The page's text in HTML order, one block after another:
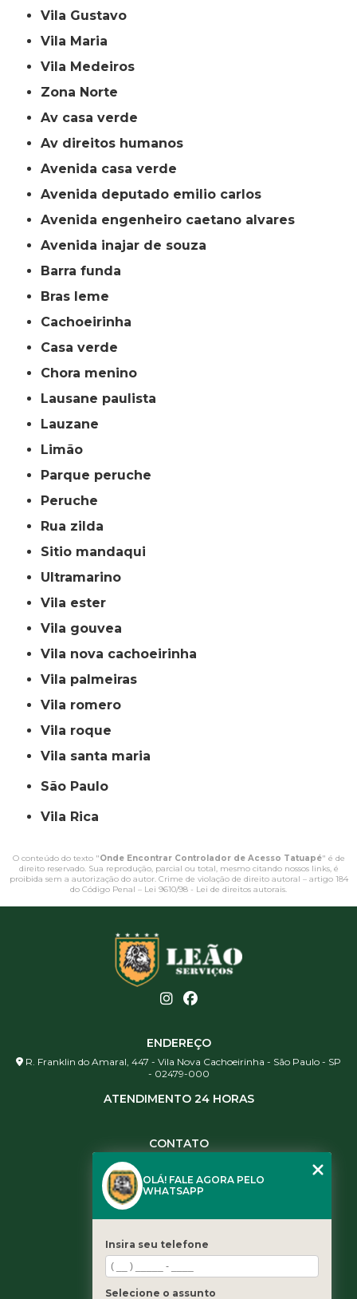
Vila Gustavo
Vila Maria
Vila Medeiros
Zona Norte
av casa verde
av direitos humanos
avenida casa verde
avenida deputado emilio carlos
avenida engenheiro caetano alvares
avenida inajar de souza
barra funda
bras leme
cachoeirinha
casa verde
chora menino
lausane paulista
lauzane
limão
parque peruche
peruche
rua zilda
sitio mandaqui
ultramarino
vila ester
vila gouvea
vila nova cachoeirinha
vila palmeiras
vila romero
vila roque
vila santa maria
São Paulo
Vila Rica
O conteúdo do texto "Onde Encontrar Controlador de Acesso Tatuapé" é de
direito reservado. Sua reprodução, parcial ou total, mesmo citando nossos links, é
proibida sem a autorização do autor. Crime de violação de direito autoral – artigo 184
do Código Penal – Lei 9610/98 - Lei de direitos autorais.
ENDEREÇO
R. Franklin do Amaral, 447 - Vila Nova Cachoeirinha - São Paulo - SP
- 02479-000
ATENDIMENTO 24 HORAS
CONTATO
(11) 3461-5871
contato@leaoservicos.com.br
Home
OLÁ! FALE AGORA PELO
WHATSAPP
Insira seu telefone
Selecione o assunto